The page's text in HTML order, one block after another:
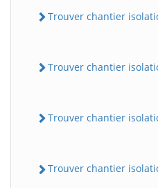
Trouver chantier
Trouver chantier
Trouver chantier
Trouver chantier